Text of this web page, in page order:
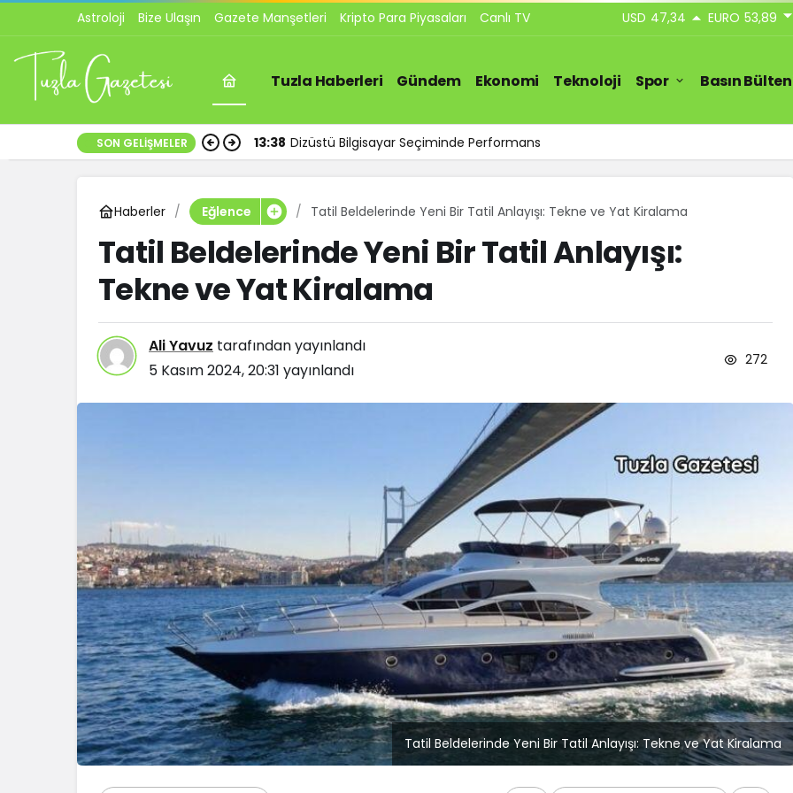
Astroloji Bize Ulaşın Gazete Manşetleri Kripto Para Piyasaları Canlı TV USD 47,34 EURO 53,89
Tuzla Haberleri Gündem Ekonomi Teknoloji Spor Basın
SON GELIŞMELER 13:38 Dizüstü Bilgisayar Seçiminde Performans
Haberler Eğlence Tatil Beldelerinde Yeni Bir Tatil Anlayışı: Tekne ve Yat Kiralama
Tatil Beldelerinde Yeni Bir Tatil Anlayışı:
Tekne ve Yat Kiralama
Ali Yavuz tarafından yayınlandı
5 Kasım 2024, 20:31 yayınlandı
272
Tatil Beldelerinde Yeni Bir Tatil Anlayışı: Tekne ve Yat Kiralama
Dizüstü Bilgisayar
Seçiminde Performans
İstanbul Anadolu Yakası
Temizlik Hizmetleri